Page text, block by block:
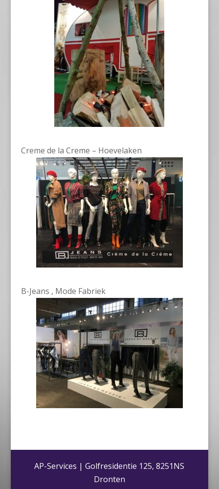
Creme de la Creme – Hoevelaken
B-Jeans , Mode Fabriek
AP-Services | Golfresidentie 125, 8251NS
Dronten